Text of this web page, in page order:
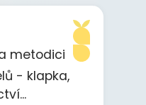
metodici
- klapka,